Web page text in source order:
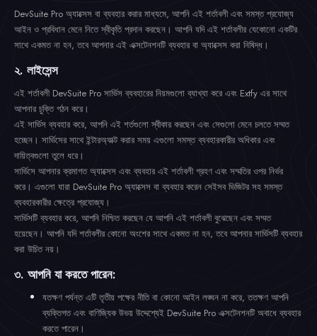
DevSuite Pro অ্যাক্সেস বা ব্যবহার করার মাধ্যমে, আপনি এই শর্তাবলী এবং সমস্ত প্রযোজ্য
আইন ও প্রবিধান মেনে নিতে স্বীকৃতি প্রদান করছেন। আপনি যদি এই শর্তাবলীর যেকোনো একটির
সাথে একমত না হন, তবে আপনার এই এক্সটেনশনটি ব্যবহার বা অ্যাক্সেস করা নিষিদ্ধ।
২. লাইসেন্স
এই শর্তাবলী DevSuite Pro সার্ভিস ব্যবহারের নিয়মগুলো ব্যাখ্যা করে এবং Extfy এর সাথে
আপনার চুক্তি গঠন করে।
এই সার্ভিস ব্যবহার করে, আপনি এই শর্তগুলো স্বীকার করছেন এবং সেগুলো মেনে চলতে সম্মত
হচ্ছেন। সার্ভিসের সাথে ইন্টারঅ্যাক্ট করার সময় এগুলো সমস্ত ব্যবহারকারীর অধিকার এবং
দায়িত্বগুলো তুলে ধরে।
সার্ভিসে আপনার ক্রমাগত অ্যাক্সেস এবং ব্যবহার এই শর্তাবলী গ্রহণ এবং সম্মতির ওপর নির্ভর
করে। এগুলো যারা DevSuite Pro অ্যাক্সেস বা ব্যবহার করেন সেইসব ভিজিটর সহ সমস্ত
ব্যবহারকারীর ক্ষেত্রে প্রযোজ্য।
সার্ভিসটি ব্যবহার করে, আপনি নিশ্চিত করছেন যে আপনি এই শর্তাবলী বুঝেছেন এবং সম্মত
হয়েছেন। আপনি যদি শর্তাবলীর কোনো অংশের সাথে একমত না হন, তবে আপনার সার্ভিসটি ব্যবহার
করা উচিত নয়।
৩. আপনি যা করতে পারেন:
যতক্ষণ পর্যন্ত এটি তৃতীয় পক্ষের নীতি বা কোনো আইন লঙ্ঘন না করে, ততক্ষণ আপনি
ব্যক্তিগত এবং বাণিজ্যিক উভয় উদ্দেশ্যেই DevSuite Pro এক্সটেনশনটি অবাধে ব্যবহার
করতে পারেন।